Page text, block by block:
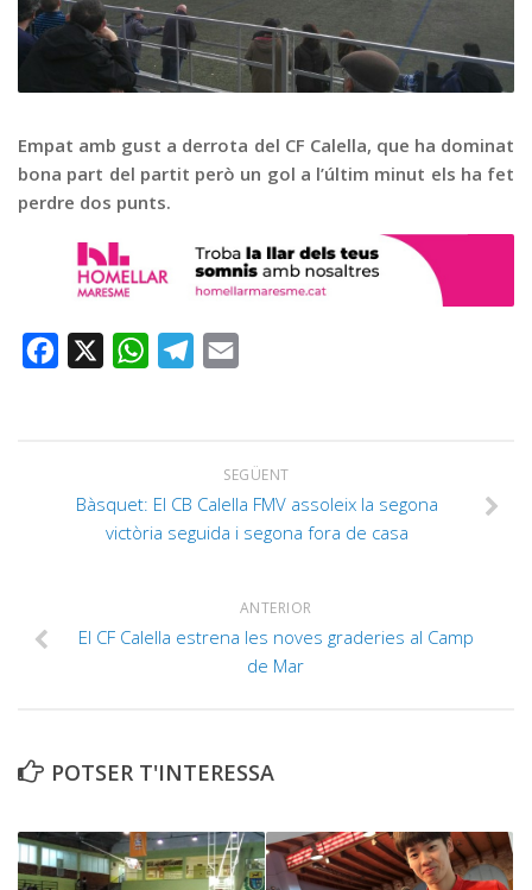
Publicitat
Contacte
Empat amb gust a derrota del CF Calella, que ha dominat
bona part del partit però un gol a l’últim minut els ha fet
perdre dos punts.
Facebook WhatsAppTelegram
SEGÜENT
Bàsquet: El CB Calella FMV assoleix la segona
victòria seguida i segona fora de casa
ANTERIOR
El CF Calella estrena les noves graderies al Camp
de Mar
POTSER T'INTERESSA